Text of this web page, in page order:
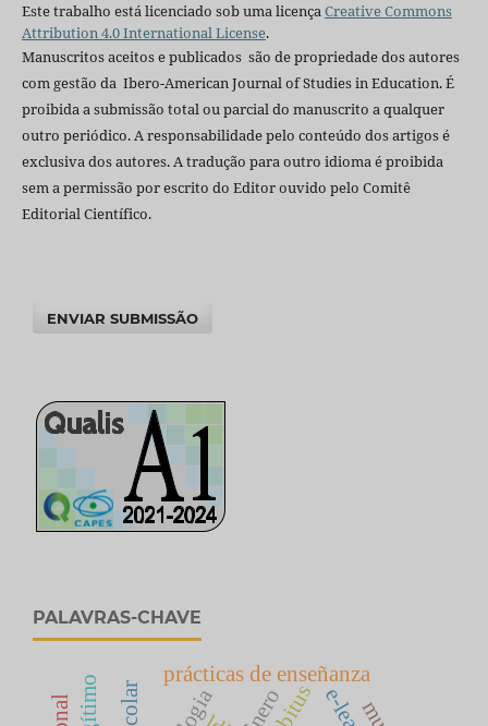
Este trabalho está licenciado sob uma licençaCreative Commons
Attribution 4.0 International License.
Manuscritos aceitos e publicados são de propriedade dos autores
com gestão da Ibero-American Journal of Studies in Education. É
proibida a submissão total ou parcial do manuscrito a qualquer
outro periódico. A responsabilidade pelo conteúdo dos artigos é
exclusiva dos autores. A tradução para outro idioma é proibida
sem a permissão por escrito do Editor ouvido pelo Comitê
Editorial Científico.
ENVIAR SUBMISSÃO
PALAVRAS-CHAVE
prácticas de enseñanza